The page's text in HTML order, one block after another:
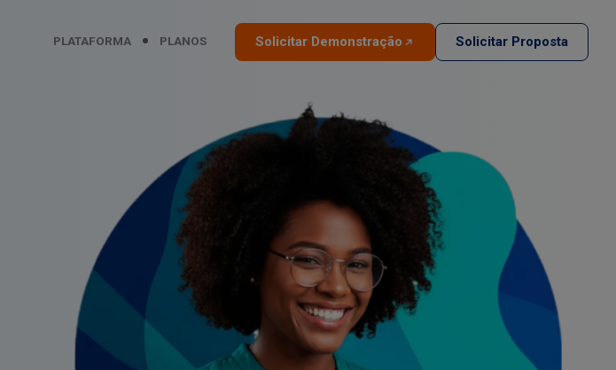
PLATAFORMA PLANOS Solicitar Demonstração Solicitar Proposta